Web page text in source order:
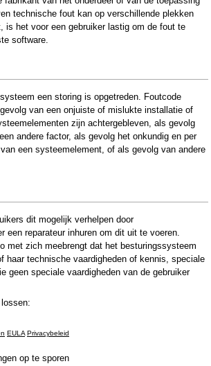
technische fout kan op verschillende plekken
is het voor een gebruiker lastig om de fout te
software.
een storing is opgetreden. Foutcode
van een onjuiste of mislukte installatie of
zijn achtergebleven, als gevolg
andere factor, als gevolg het onkundig en per
een systeemelement, of als gevolg van andere
dit mogelijk verhelpen door
een reparateur inhuren om dit uit te voeren.
met zich meebrengt dat het besturingssysteem
haar technische vaardigheden of kennis, speciale
geen speciale vaardigheden van de gebruiker
EULA Privacybeleid
op te sporen